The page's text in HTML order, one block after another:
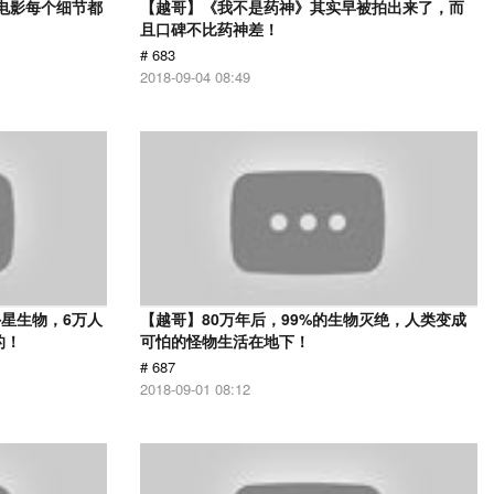
影每个细节都
【越哥】《我不是药神》其实早被拍出来了，而
且口碑不比药神差！
# 683
2018-09-04 08:49
生物，6万人
【越哥】80万年后，99%的生物灭绝，人类变成
可怕的怪物生活在地下！
# 687
2018-09-01 08:12